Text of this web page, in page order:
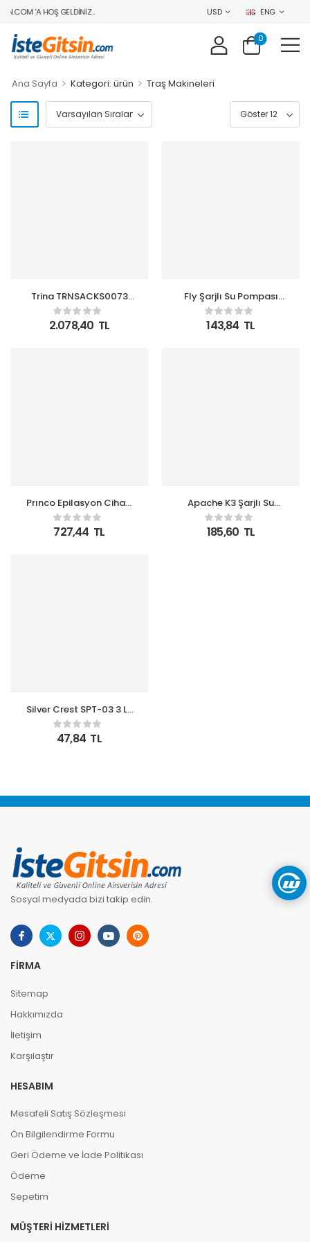
'A HOŞ GELDINIZ.. USD ENG
0
Ana Sayfa > Kategori: ürün > Traş Makineleri
Trina TRNSACKS0073
Saç Kesme Makinesi
2.078,40 TL
Fly Şarjlı Su Pompası
(Usb Şarj Grişi-Şarj
Lambası-Paslanmaz
Çelik)
143,84 TL
Prınco Epilasyon Cihazı
PR-810
727,44 TL
Apache K3 Şarjlı Su
Pompası (Usb Şarj
Grişi-Şarj Lambası-
Paslanmaz Çelik)
185,60 TL
Silver Crest SPT-03 3 Lu
Renkli 26CM Uzun
Silikon Bambu Spatula
Seti
47,84 TL
Sosyal medyada bizi takip edin.
FIRMA
Sitemap
Hakkımızda
İletişim
Karşılaştır
HESABIM
Mesafeli Satış Sözleşmesi
Ön Bilgilendirme Formu
Geri Ödeme ve İade Politikası
Ödeme
Sepetim
MÜŞTERI HIZMETLERI